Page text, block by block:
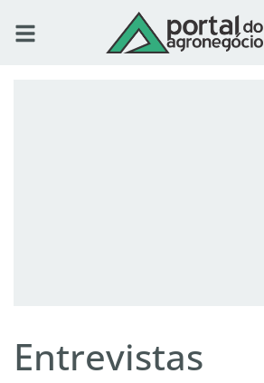
Entrevistas